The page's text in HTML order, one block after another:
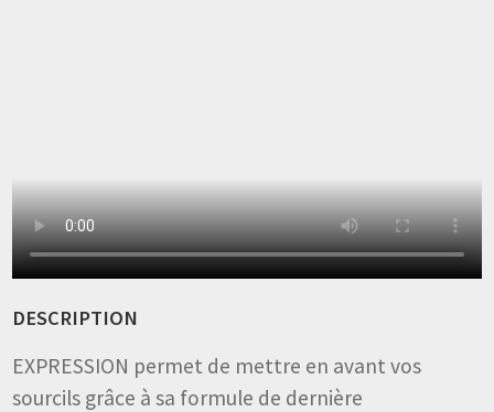
DESCRIPTION
EXPRESSION permet de mettre en avant vos
sourcils grâce à sa formule de dernière